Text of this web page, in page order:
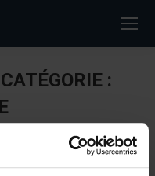
:
cherchez. La barre